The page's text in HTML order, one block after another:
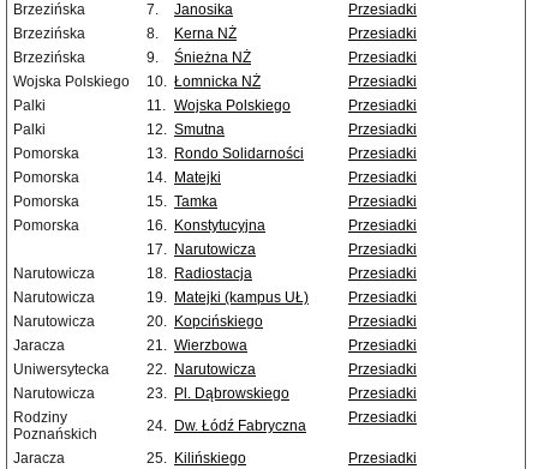
Brzezińska
7. Janosika
Przesiadki
Brzezińska
8. Kerna NŻ
Przesiadki
Brzezińska
9. Śnieżna NŻ
Przesiadki
Wojska Polskiego
10. Łomnicka NŻ
Przesiadki
Palki
11. Wojska Polskiego
Przesiadki
Palki
12. Smutna
Przesiadki
Pomorska
13. Rondo Solidarności
Przesiadki
Pomorska
14. Matejki
Przesiadki
Pomorska
15. Tamka
Przesiadki
Pomorska
16. Konstytucyjna
Przesiadki
17. Narutowicza
Przesiadki
Narutowicza
18. Radiostacja
Przesiadki
Narutowicza
19. Matejki (kampus UŁ)
Przesiadki
Narutowicza
20. Kopcińskiego
Przesiadki
Jaracza
21. Wierzbowa
Przesiadki
Uniwersytecka
22. Narutowicza
Przesiadki
Narutowicza
23. Pl. Dąbrowskiego
Przesiadki
Rodziny
Poznańskich
24. Dw. Łódź Fabryczna Przesiadki
Jaracza 25. Kilińskiego
Przesiadki